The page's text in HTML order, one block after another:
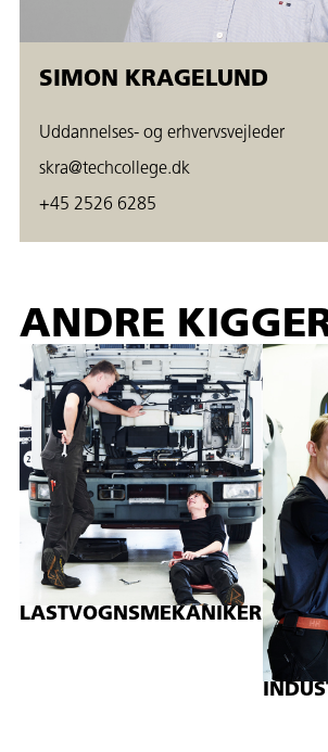
SIMON KRAGELUND
Uddannelses- og erhvervsvejleder
skra@techcollege.dk
+45 2526 6285
ANDRE
LASTVOGNSMEKANIKER